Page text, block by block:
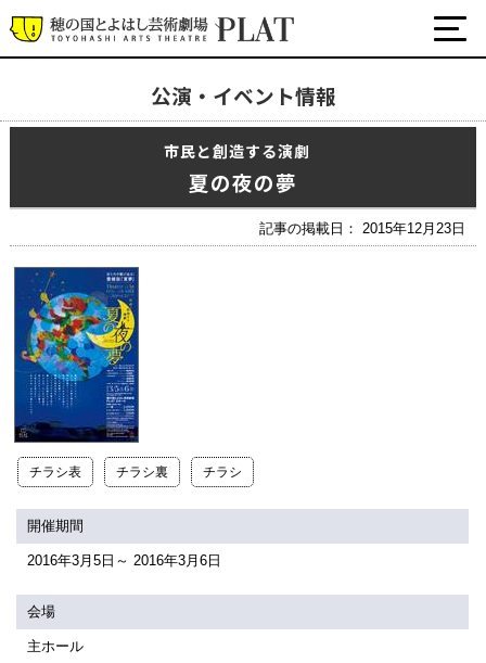
アクセシビリティ/
サービス
会員制度のご案内
座席表
プラットニュース
公演・イベント情報
市民と創造する演劇
夏の夜の夢
記事の掲載日： 2015年12月23日
チラシ表 チラシ裏 チラシ
開催期間
2016年3月5日～ 2016年3月6日
会場
主ホール
最新の公演・イベント情報
演劇・ダンス・音楽など
ワークショップ・講座
イベント
プラットについて
チケット・座席表・鑑賞サポートなど
施設の利用について
関連団体・施設